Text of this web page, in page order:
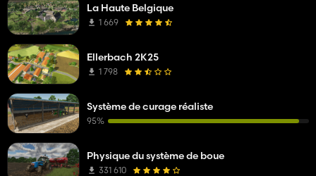
La Haute Belgique
1 669
Ellerbach 2K25
1 798
Système de curage réaliste
95%
Physique du système de boue
331 610